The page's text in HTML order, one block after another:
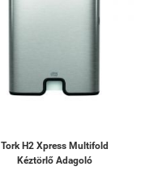
Tork H2 Xpress Multifold
Kéztörlő Adagoló